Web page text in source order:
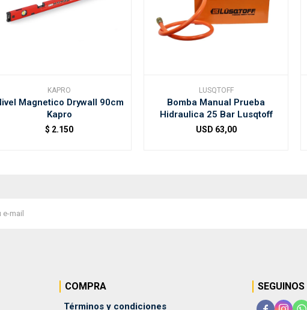
KAPRO
Magnetico Drywall 90cm
Kapro
$ 2.150
LUSQTOFF
Bomba Manual Prueba
Hidraulica 25 Bar Lusqtoff
USD 63,00
COMPRA
Términos y condiciones
SEGUINOS